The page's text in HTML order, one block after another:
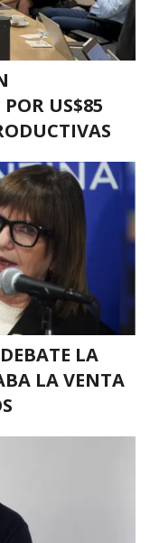
US$85
LA
LA VENTA